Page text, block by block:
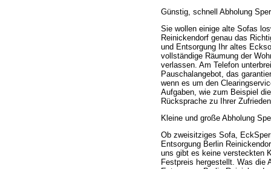
Günstig, schnell Abholung
Sie wollen einige alte Sofas
Reinickendorf genau das
und Entsorgung Ihr altes
vollständige Räumung der
verlassen. Am Telefon
Pauschalangebot, das
wenn es um den
Aufgaben, wie zum Beispiel
Rücksprache zu Ihrer
Kleine und große Abholung
Ob zweisitziges Sofa,
Entsorgung Berlin
uns gibt es keine versteckten
Festpreis hergestellt. Was die